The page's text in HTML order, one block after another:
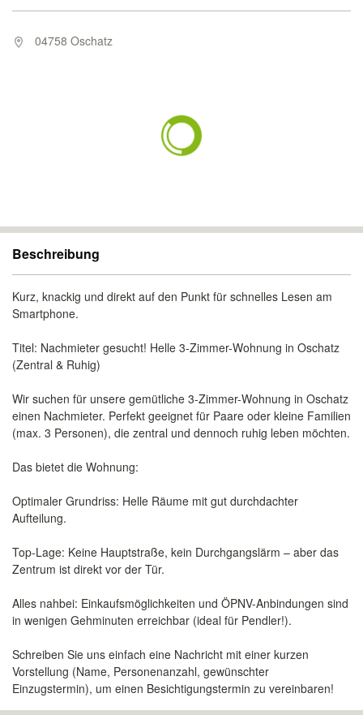
04758 Oschatz
Beschreibung
Kurz, knackig und direkt auf den Punkt für schnelles Lesen am
Smartphone.
Titel: Nachmieter gesucht! Helle 3-Zimmer-Wohnung in Oschatz
(Zentral & Ruhig)
Wir suchen für unsere gemütliche 3-Zimmer-Wohnung in Oschatz
einen Nachmieter. Perfekt geeignet für Paare oder kleine Familien
(max. 3 Personen), die zentral und dennoch ruhig leben möchten.
Das bietet die Wohnung:
Optimaler Grundriss: Helle Räume mit gut durchdachter
Aufteilung.
Top-Lage: Keine Hauptstraße, kein Durchgangslärm – aber das
Zentrum ist direkt vor der Tür.
Alles nahbei: Einkaufsmöglichkeiten und ÖPNV-Anbindungen sind
in wenigen Gehminuten erreichbar (ideal für Pendler!).
Schreiben Sie uns einfach eine Nachricht mit einer kurzen
Vorstellung (Name, Personenanzahl, gewünschter
Einzugstermin), um einen Besichtigungstermin zu vereinbaren!